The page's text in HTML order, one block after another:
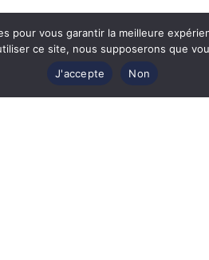
pour vous garantir la meilleure
ce site, nous supposerons que
J'accepte
Non